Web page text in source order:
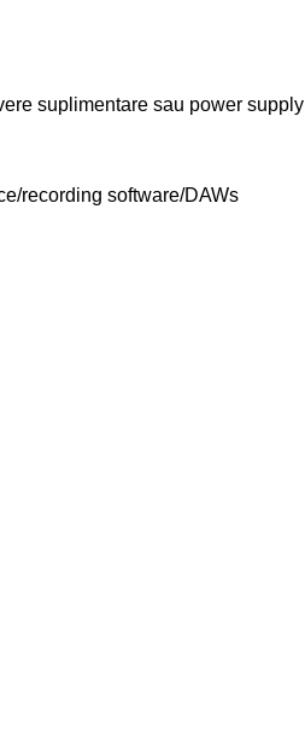
suplimentare sau power supply
recording software/DAWs